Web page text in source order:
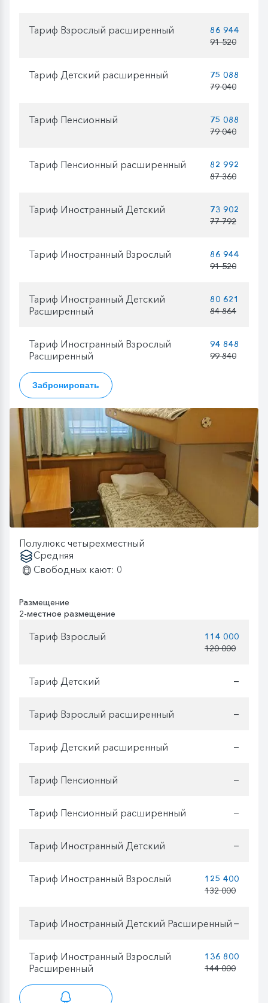
Тариф Взрослый расширенный
86 944
91 520
Тариф Детский расширенный
75 088
79 040
Тариф Пенсионный
75 088
79 040
Тариф Пенсионный расширенный
82 992
87 360
Тариф Иностранный Детский
73 902
77 792
Тариф Иностранный Взрослый
86 944
91 520
Тариф Иностранный Детский
Расширенный
80 621
84 864
Тариф Иностранный Взрослый
Расширенный
94 848
99 840
Забронировать
Полулюкс четырехместный
Средняя
Свободных кают: 0
Размещение
2-местное размещение
Тариф Взрослый
114 000
120 000
Тариф Детский —
Тариф Взрослый расширенный —
Тариф Детский расширенный —
Тариф Пенсионный —
Тариф Пенсионный расширенный —
Тариф Иностранный Детский —
Тариф Иностранный Взрослый
125 400
132 000
Тариф Иностранный Детский Расширенный —
Тариф Иностранный Взрослый
Расширенный
136 800
144 000